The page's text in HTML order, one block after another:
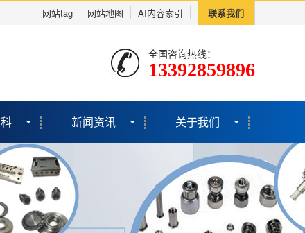
网站tag 网站地图 AI内容索引 联系我们
全国咨询热线：
13392859896
新闻资讯 关于我们